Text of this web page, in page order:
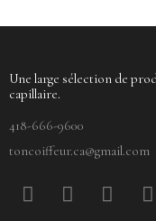
Une large sélection de
capillaire.
418-666-9600
toncoiffeur.ca@gmail.com
F
a
P
i
Y
o
I
n